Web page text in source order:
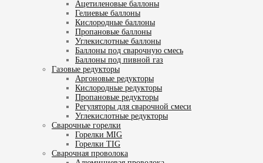
Ацетиленовые баллоны
Гелиевые баллоны
Кислородные баллоны
Пропановые баллоны
Углекислотные баллоны
Баллоны под сварочную смесь
Баллоны под пивной газ
Газовые редукторы
Аргоновые редукторы
Кислородные редукторы
Пропановые редукторы
Регуляторы для сварочной смеси
Углекислотные редукторы
Сварочные горелки
Горелки MIG
Горелки TIG
Сварочная проволока